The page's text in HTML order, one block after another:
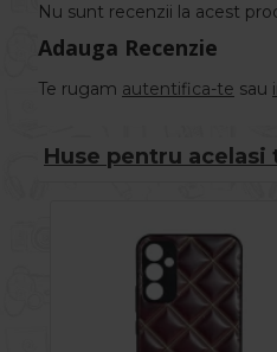
Nu sunt recenzii la acest
Adauga Recenzie
Te rugam autentifica-te sau
Huse pentru acelasi